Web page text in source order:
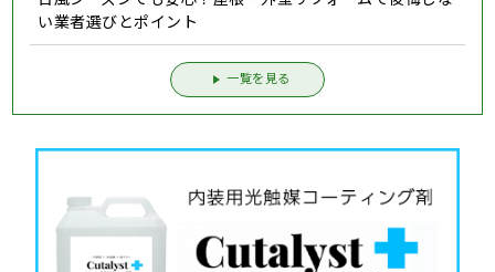
い業者選びとポイント
一覧を見る